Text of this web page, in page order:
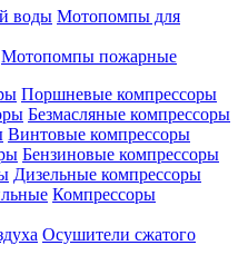
Мотопомпы для
Мотопомпы пожарные
Поршневые компрессоры
Безмасляные компрессоры
Винтовые компрессоры
Бензиновые компрессоры
Дизельные компрессоры
Компрессоры
Осушители сжатого